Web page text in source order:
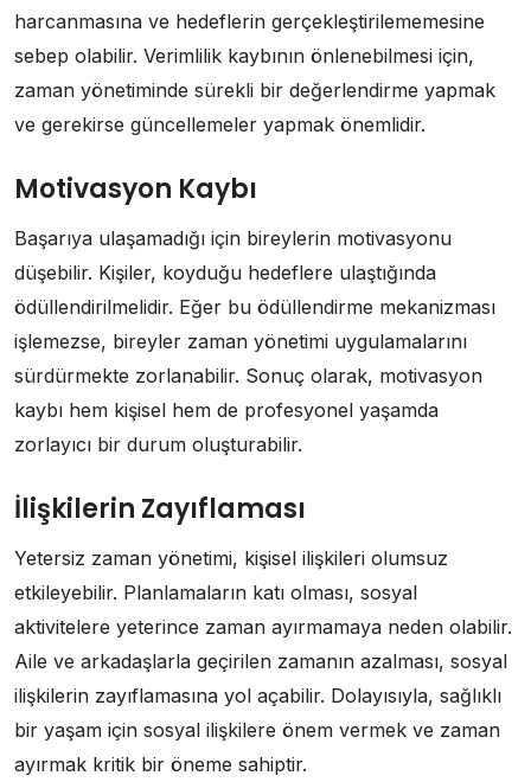
harcanmasına ve hedeflerin gerçekleştirilememesine
sebep olabilir. Verimlilik kaybının önlenebilmesi için,
zaman yönetiminde sürekli bir değerlendirme yapmak
ve gerekirse güncellemeler yapmak önemlidir.
Motivasyon Kaybı
Başarıya ulaşamadığı için bireylerin motivasyonu
düşebilir. Kişiler, koyduğu hedeflere ulaştığında
ödüllendirilmelidir. Eğer bu ödüllendirme mekanizması
işlemezse, bireyler zaman yönetimi uygulamalarını
sürdürmekte zorlanabilir. Sonuç olarak, motivasyon
kaybı hem kişisel hem de profesyonel yaşamda
zorlayıcı bir durum oluşturabilir.
İlişkilerin Zayıflaması
Yetersiz zaman yönetimi, kişisel ilişkileri olumsuz
etkileyebilir. Planlamaların katı olması, sosyal
aktivitelere yeterince zaman ayırmamaya neden olabilir.
Aile ve arkadaşlarla geçirilen zamanın azalması, sosyal
ilişkilerin zayıflamasına yol açabilir. Dolayısıyla, sağlıklı
bir yaşam için sosyal ilişkilere önem vermek ve zaman
ayırmak kritik bir öneme sahiptir.